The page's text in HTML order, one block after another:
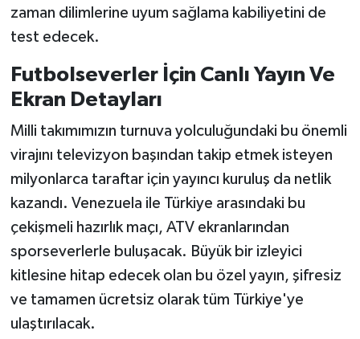
zaman dilimlerine uyum sağlama kabiliyetini de
test edecek.
Futbolseverler İçin Canlı Yayın Ve
Ekran Detayları
Milli takımımızın turnuva yolculuğundaki bu önemli
virajını televizyon başından takip etmek isteyen
milyonlarca taraftar için yayıncı kuruluş da netlik
kazandı. Venezuela ile Türkiye arasındaki bu
çekişmeli hazırlık maçı, ATV ekranlarından
sporseverlerle buluşacak. Büyük bir izleyici
kitlesine hitap edecek olan bu özel yayın, şifresiz
ve tamamen ücretsiz olarak tüm Türkiye'ye
ulaştırılacak.